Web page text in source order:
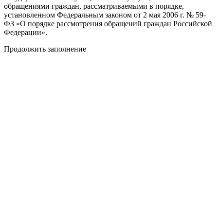
обращениями граждан, рассматриваемыми в порядке,
установленном Федеральным законом от 2 мая 2006 г. № 59-
ФЗ «О порядке рассмотрения обращений граждан Российской
Федерации».
Продолжить заполнение